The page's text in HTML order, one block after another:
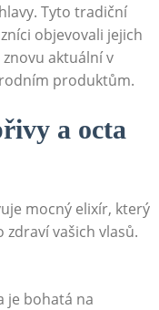
Tyto tradiční
objevovali jejich
aktuální v
produktům.
⁣a ⁢octa
mocný elixír, který⁤
vašich vlasů.
⁢je bohatá na